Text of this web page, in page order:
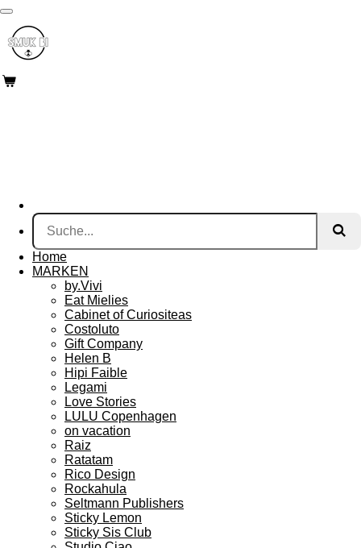
Zum
Hauptinhalt
springen
Home
MARKEN
by.Vivi
Eat Mielies
Cabinet of Curiositeas
Costoluto
Gift Company
Helen B
Hipi Faible
Legami
Love Stories
LULU Copenhagen
on vacation
Raiz
Ratatam
Rico Design
Rockahula
Seltmann Publishers
Sticky Lemon
Sticky Sis Club